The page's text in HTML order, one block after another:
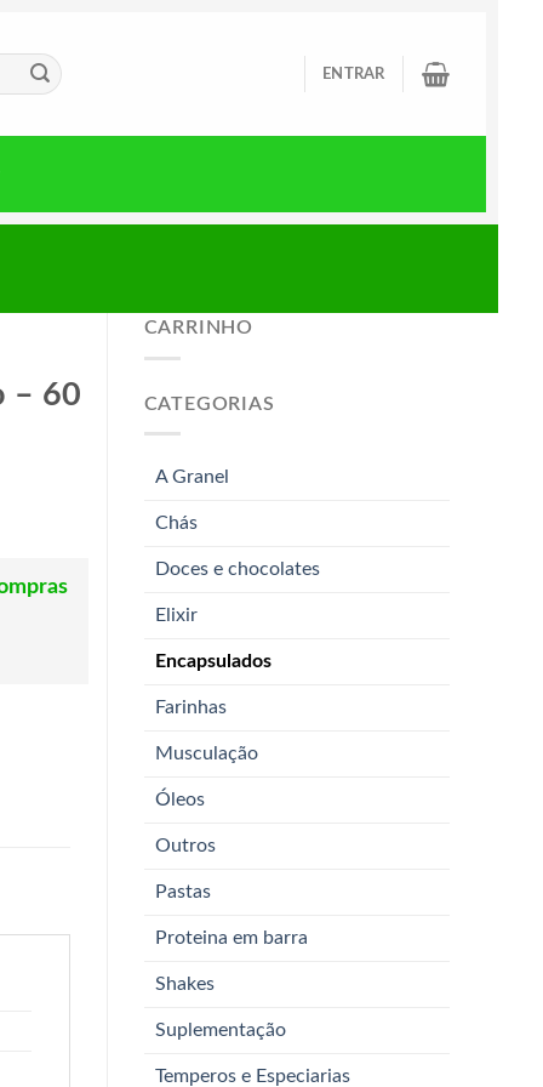
ENTRAR
CARRINHO
CATEGORIAS
A Granel
Chás
Doces e chocolates
Elixir
Encapsulados
Farinhas
Musculação
Óleos
Outros
Pastas
Proteina em barra
Shakes
Suplementação
Temperos e Especiarias
– 60